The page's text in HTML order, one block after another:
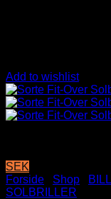
Add to wishlist
SEK
Forside
Shop
SOLBRILLER